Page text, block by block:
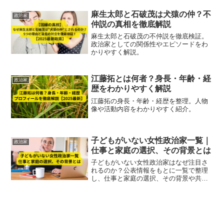
政治家
麻生太郎と石破茂は犬猿の仲？不
仲説の真相を徹底解説
麻生太郎と石破茂の不仲説を徹底検証。
政治家としての関係性やエピソードをわ
かりやすく解説。
政治家
江藤拓とは何者？身長・年齢・経
歴をわかりやすく解説
江藤拓の身長・年齢・経歴を整理。人物
像や活動内容をわかりやすく紹介。
政治家
子どもがいない女性政治家一覧｜
仕事と家庭の選択、その背景とは
子どもがいない女性政治家はなぜ注目さ
れるのか？公表情報をもとに一覧で整理
し、仕事と家庭の選択、その背景や共通